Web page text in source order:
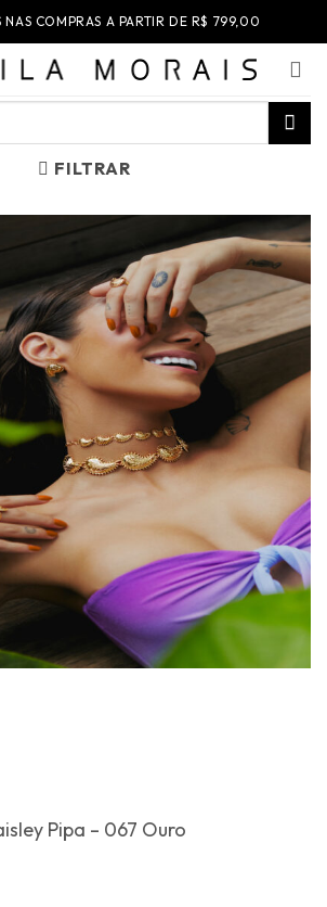
NAS COMPRAS A PARTIR DE R$ 799,00
FILTRAR
Pipa – 067 Ouro